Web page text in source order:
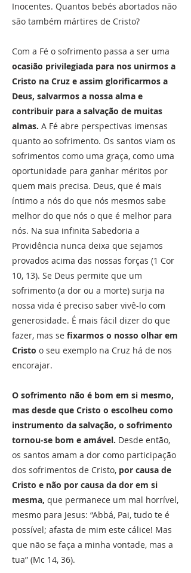
Inocentes. Quantos bebés abortados não
são também mártires de Cristo?
Com a Fé o sofrimento passa a ser uma
ocasião privilegiada para nos unirmos a
Cristo na Cruz e assim glorificarmos a
Deus, salvarmos a nossa alma e
contribuir para a salvação de muitas
almas. A Fé abre perspectivas imensas
quanto ao sofrimento. Os santos viam os
sofrimentos como uma graça, como uma
oportunidade para ganhar méritos por
quem mais precisa. Deus, que é mais
íntimo a nós do que nós mesmos sabe
melhor do que nós o que é melhor para
nós. Na sua infinita Sabedoria a
Providência nunca deixa que sejamos
provados acima das nossas forças (1 Cor
10, 13). Se Deus permite que um
sofrimento (a dor ou a morte) surja na
nossa vida é preciso saber vivê-lo com
generosidade. É mais fácil dizer do que
fazer, mas se fixarmos o nosso olhar em
Cristo o seu exemplo na Cruz há de nos
encorajar.
O sofrimento não é bom em si mesmo,
mas desde que Cristo o escolheu como
instrumento da salvação, o sofrimento
tornou-se bom e amável. Desde então,
os santos amam a dor como participação
dos sofrimentos de Cristo, por causa de
Cristo e não por causa da dor em si
mesma, que permanece um mal horrível,
mesmo para Jesus: “Abbá, Pai, tudo te é
possível; afasta de mim este cálice! Mas
que não se faça a minha vontade, mas a
tua” (Mc 14, 36).